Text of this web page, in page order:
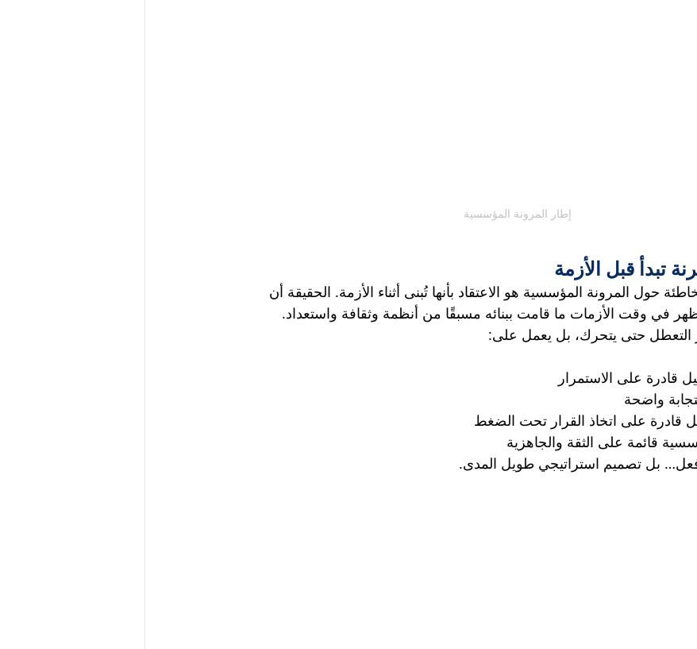
إطار المرونة المؤسسية
تبدأ قبل الأزمة
حول المرونة المؤسسية هو الاعتقاد بأنها تُبنى أثناء الأزمة. الحقيقة أن
في وقت الأزمات ما قامت ببنائه مسبقًا من أنظمة وثقافة واستعداد.
التعطل حتى يتحرك، بل يعمل على:
قادرة على الاستمرار
واضحة
قادرة على اتخاذ القرار تحت الضغط
قائمة على الثقة والجاهزية
بل تصميم استراتيجي طويل المدى.